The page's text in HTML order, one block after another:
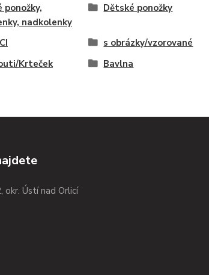
ponožky,
nadkolenky
Dětské ponožky
s obrázky/vzorované
Krteček
Bavlna
okr. Ústí nad Orlicí